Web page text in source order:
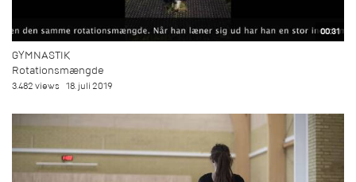
00:31
GYMNASTIK
Rotationsmængde
3.482 views 18. juli 2019